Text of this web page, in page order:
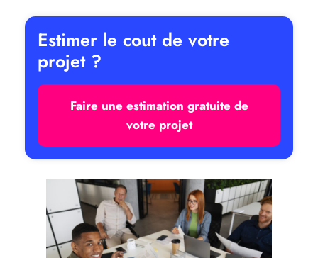
Estimer le cout de votre
projet ?
Faire une estimation gratuite de
votre projet